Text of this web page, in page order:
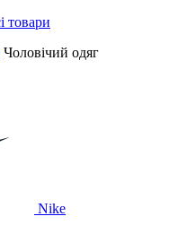
Чоловічий одяг
Nike